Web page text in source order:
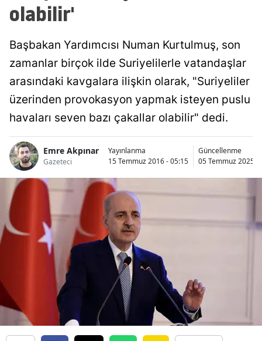
olabilir'
Başbakan Yardımcısı Numan Kurtulmuş, son
zamanlar birçok ilde Suriyelilerle vatandaşlar
arasındaki kavgalara ilişkin olarak, "Suriyeliler
üzerinden provokasyon yapmak isteyen puslu
havaları seven bazı çakallar olabilir" dedi.
Emre Akpınar
Gazeteci
Yayınlanma
15 Temmuz 2016 - 05:15
Güncellenme
05 Temmuz 2025 -